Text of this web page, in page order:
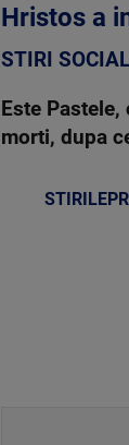
Hristos a
STIRI
Este
morti, dupa